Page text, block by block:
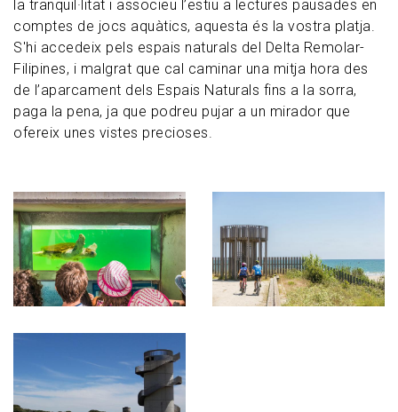
la tranquil·litat i associeu l’estiu a lectures pausades en
comptes de jocs aquàtics, aquesta és la vostra platja.
S'hi accedeix pels espais naturals del Delta Remolar-
Filipines, i malgrat que cal caminar una mitja hora des
de l’aparcament dels Espais Naturals fins a la sorra,
paga la pena, ja que podreu pujar a un mirador que
ofereix unes vistes precioses.
Imagen